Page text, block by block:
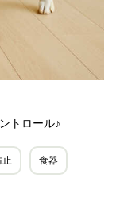
トロール♪
食器